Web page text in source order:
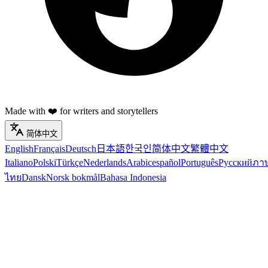
Made with ❤️ for writers and storytellers
简体中文
EnglishFrançaisDeutsch 日本語한국인简体中文繁體中文
ItalianoPolskiTürkçeNederlandsArabicespañolPortuguêsРусскийภา
ไทยDanskNorsk bokmålBahasa Indonesia